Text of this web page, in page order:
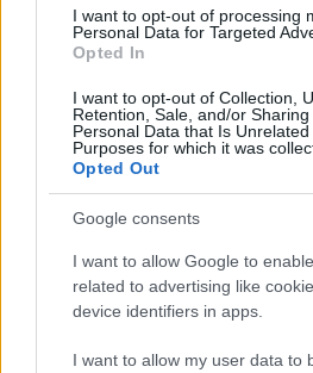
I want to opt-out of processing
Personal Data for Targeted
Opted In
I want to opt-out of Collection,
Retention, Sale, and/or
Personal Data that Is
Purposes for which it was
Opted Out
Google consents
I want to allow Google to
related to advertising like
device identifiers in apps.
I want to allow my user data to
kimentésükről már több produkció
The Cave
Puszani Filmfesztiválon debütált.
Nyitókép: Ron Howard, forrás:
VILÁG